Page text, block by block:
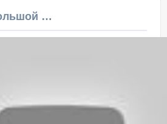
Полезный небольшой видеоурок по этой теме